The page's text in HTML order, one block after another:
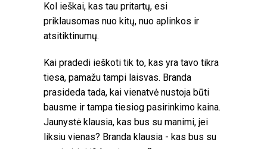
Kol ieškai, kas tau pritartų, esi
priklausomas nuo kitų, nuo aplinkos ir
atsitiktinumų.
Kai pradedi ieškoti tik to, kas yra tavo tikra
tiesa, pamažu tampi laisvas. Branda
prasideda tada, kai vienatvė nustoja būti
bausme ir tampa tiesiog pasirinkimo kaina.
Jaunystė klausia, kas bus su manimi, jei
liksiu vienas? Branda klausia - kas bus su